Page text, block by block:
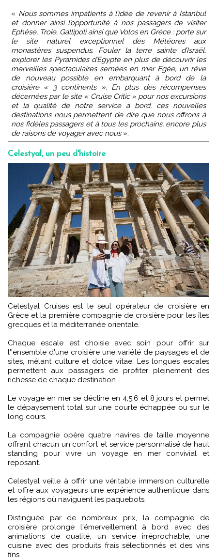
« Nous sommes impatients à l’idée de revenir à Istanbul
et donner ainsi l’opportunité à nos passagers de visiter
Ephèse, Troie, Gallipoli ainsi que Volos en Grèce : porte sur
le site naturel exceptionnel des Météores aux
monastères suspendus. Fouler la terre sainte d’Israël,
explorer les Pyramides d’Egypte en plus de découvrir les
merveilles spectaculaires semées en mer Egée, un rêve
de nouveau possible en embarquant à bord de la
croisière « 3 continents ». En plus des récompenses
décernées par le site « Cruise Critic » pour nos excursions
et la qualité de notre service à bord, ces nouvelles
destinations nous permettent de dire que nous offrons à
nos fidèles passagers et à tous les prochains, encore plus
de raisons de voyager avec nous ».
Celestyal, un peu d'histoire
Celestyal Cruises est le seul opérateur de croisière en
Grèce et la première compagnie de croisière pour les îles
grecques et la méditerranée orientale.
Chaque escale est choisie avec soin pour offrir sur
l''ensemble d'une croisière une variété de paysages et de
sites, mêlant culture et dolce vitae. Les longues escales
permettent aux passagers de profiter pleinement des
richesse de chaque destination.
Le voyage en mer se décline en 4,5,6 et 8 jours et permet
le dépaysement total sur une courte échappée ou sur le
long cours.
La compagnie opère quatre navires de taille moyenne
offrant chacun un confort et service personnalisé de haut
standing pour vivre un voyage en mer convivial et
reposant.
Celestyal veille à offrir une véritable immersion culturelle
et offre aux voyageurs une expérience authentique dans
les régions où naviguent les paquebots.
Distinguée par de nombreux prix, la compagnie de
croisière prolonge l'émerveillement à bord avec des
animations de qualité, un service irréprochable, une
cuisine avec des produits frais sélectionnés et des vins
fins.